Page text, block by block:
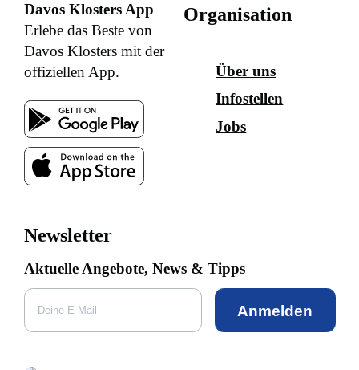
Davos Klosters App
Erlebe das Beste von
Davos Klosters mit der
offiziellen App.
Organisation
Über uns
Infostellen
Jobs
Newsletter
Aktuelle Angebote, News & Tipps
Anmelden